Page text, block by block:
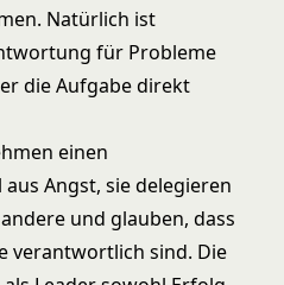
Natürlich ist
für Probleme
die Aufgabe direkt
einen
Angst, sie delegieren
und glauben, dass
verantwortlich sind. Die